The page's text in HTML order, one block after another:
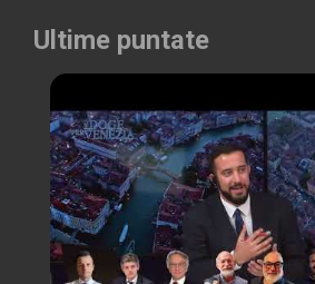
Ultime puntate